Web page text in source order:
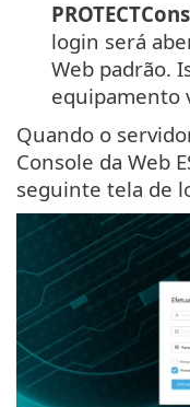
login será
Web padrão.
equipamento
Quando o
Console da Web
seguinte tela de